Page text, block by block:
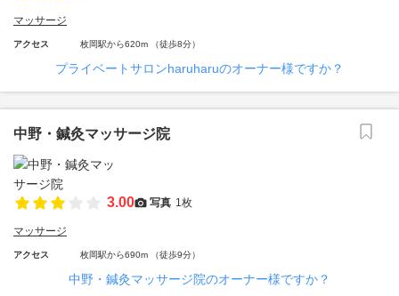
マッサージ
アクセス 枚岡駅から620m （徒歩8分）
プライベートサロンharuharuのオーナー様ですか？
中野・鍼灸マッサージ院
3.00 写真 1枚
マッサージ
アクセス 枚岡駅から690m （徒歩9分）
中野・鍼灸マッサージ院のオーナー様ですか？